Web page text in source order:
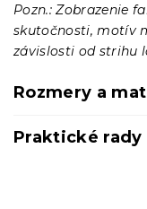
Pozn.: Zobrazenie
skutočnosti, motív
závislosti od strihu
Rozmery a
Praktické